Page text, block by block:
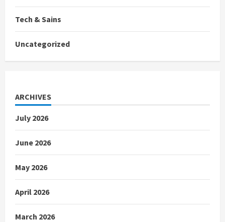
Tech & Sains
Uncategorized
ARCHIVES
July 2026
June 2026
May 2026
April 2026
March 2026